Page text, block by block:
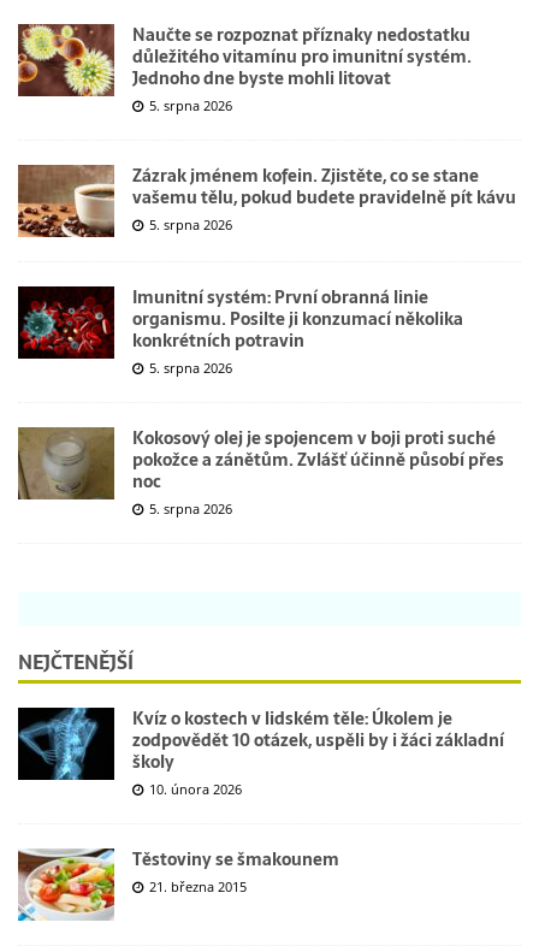
Naučte se rozpoznat příznaky nedostatku
důležitého vitamínu pro imunitní systém.
Jednoho dne byste mohli litovat
5. srpna 2026
Zázrak jménem kofein. Zjistěte, co se stane
vašemu tělu, pokud budete pravidelně pít kávu
5. srpna 2026
Imunitní systém: První obranná linie
organismu. Posilte ji konzumací několika
konkrétních potravin
5. srpna 2026
Kokosový olej je spojencem v boji proti suché
pokožce a zánětům. Zvlášť účinně působí přes
noc
5. srpna 2026
NEJČTENĚJŠÍ
Kvíz o kostech v lidském těle: Úkolem je
zodpovědět 10 otázek, uspěli by i žáci základní
školy
10. února 2026
Těstoviny se šmakounem
21. března 2015